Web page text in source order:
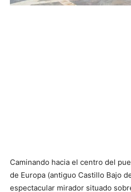
Caminando hacia el centro del
de Europa (antiguo Castillo Bajo
espectacular mirador situado